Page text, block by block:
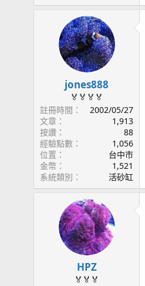
jones888
🏅🏅🏅🏅
註冊時間
2002/05/27
文章
1,913
按讚
88
經驗點數
1,056
位置
台中市
金幣
1,521
系統類別
活砂缸
HPZ
🏅🏅🏅